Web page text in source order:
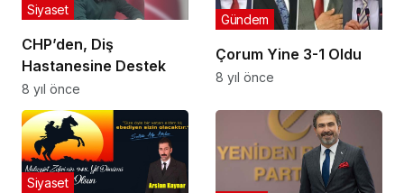
CHP’den, Diş
Hastanesine Destek
Siyaset
8 yıl önce
Çorum Yine 3-1 Oldu
Gündem
8 yıl önce
Siyaset